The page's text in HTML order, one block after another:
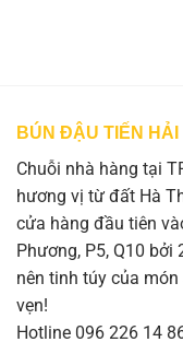
BÚN ĐẬU TIẾN HẢI
Chuỗi nhà hàng tại
hương vị từ đất Hà
cửa hàng đầu tiên
Phương, P5, Q10 bởi
nên tinh túy của
vẹn!
Hotline 096 226 14